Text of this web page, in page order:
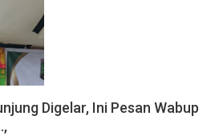
Digelar, Ini Pesan Wabup